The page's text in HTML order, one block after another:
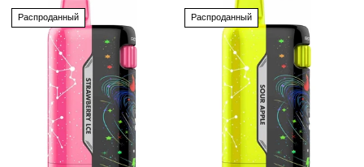
Humble
Hyde
Hyppe
Hyve
HQD
Ijoy
Распроданный Распроданный